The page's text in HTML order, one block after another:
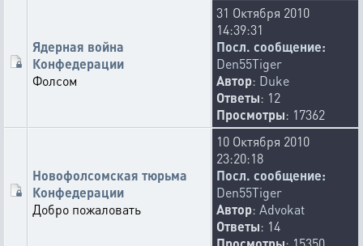
Ядерная война
Конфедерации
Фолсом
31 Октября 2010
14:39:31
Посл. сообщение:
Den55Tiger
Автор: Duke
Ответы: 12
Просмотры: 17362
Новофолсомская тюрьма
Конфедерации
Добро пожаловать
10 Октября 2010
23:20:18
Посл. сообщение:
Den55Tiger
Автор: Advokat
Ответы: 14